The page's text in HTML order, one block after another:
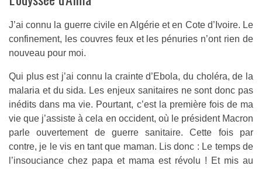
J’ai connu la guerre civile en Algérie et en Cote d’Ivoire. Le
confinement, les couvres feux et les pénuries n’ont rien de
nouveau pour moi.
Qui plus est j’ai connu la crainte d’Ebola, du choléra, de la
malaria et du sida. Les enjeux sanitaires ne sont donc pas
inédits dans ma vie. Pourtant, c’est la première fois de ma
vie que j’assiste à cela en occident, où le président Macron
parle ouvertement de guerre sanitaire. Cette fois par
contre, je le vis en tant que maman. Lis donc : Le temps de
l’insouciance chez papa et mama est révolu ! Et mis au